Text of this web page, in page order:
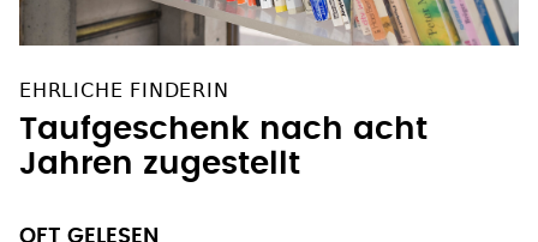
EHRLICHE FINDERIN
Taufgeschenk nach acht
Jahren zugestellt